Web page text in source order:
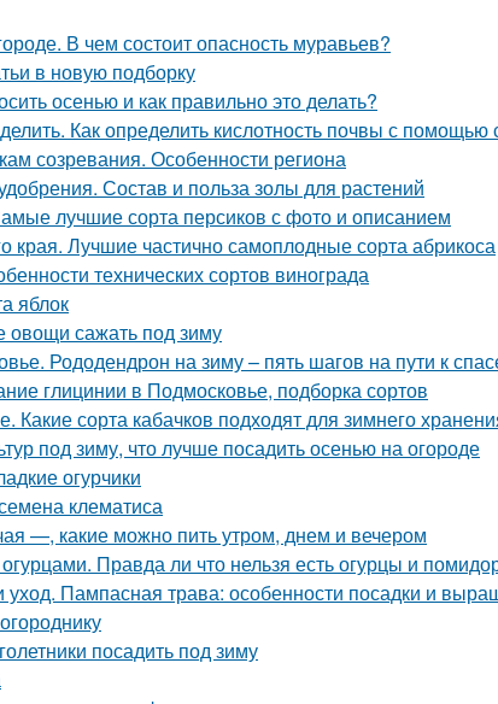
В чем состоит опасность муравьев?
в новую подборку
осенью и как правильно это делать?
Как определить кислотность почвы с помощью
созревания. Особенности региона
Состав и польза золы для растений
лучшие сорта персиков с фото и описанием
края. Лучшие частично самоплодные сорта абрикоса
технических сортов винограда
яблок
овощи сажать под зиму
Рододендрон на зиму – пять шагов на пути к
глицинии в Подмосковье, подборка сортов
Какие сорта кабачков подходят для зимнего
под зиму, что лучше посадить осенью на огороде
огурчики
клематиса
—, какие можно пить утром, днем и вечером
Правда ли что нельзя есть огурцы и
Пампасная трава: особенности посадки и
посадить под зиму